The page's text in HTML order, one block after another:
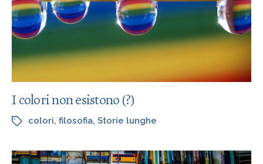
I colori non esistono (?)
colori, filosofia, Storie lunghe